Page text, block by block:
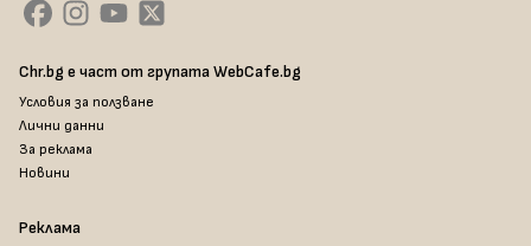
Chr.bg е част от групата WebCafe.bg
Условия за ползване
Лични данни
За реклама
Новини
Реклама